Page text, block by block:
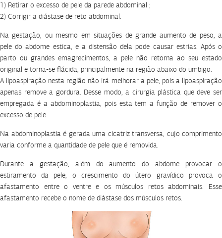
1) Retirar o excesso de pele da parede abdominal ;
2) Corrigir a diástase de reto abdominal.
Na gestação, ou mesmo em situações de grande aumento de peso, a
pele do abdome estica, e a distensão dela pode causar estrias. Após o
parto ou grandes emagrecimentos, a pele não retorna ao seu estado
original e torna-se flácida, principalmente na região abaixo do umbigo.
A lipoaspiração nesta região não irá melhorar a pele, pois a lipoaspiração
apenas remove a gordura. Desse modo, a cirurgia plástica que deve ser
empregada é a abdominoplastia, pois esta tem a função de remover o
excesso de pele.
Na abdominoplastia é gerada uma cicatriz transversa, cujo comprimento
varia conforme a quantidade de pele que é removida.
Durante a gestação, além do aumento do abdome provocar o
estiramento da pele, o crescimento do útero gravídico provoca o
afastamento entre o ventre e os músculos retos abdominais. Esse
afastamento recebe o nome de diástase dos músculos retos.